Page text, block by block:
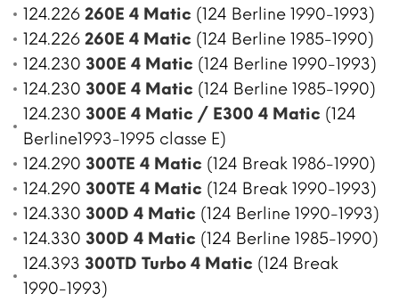
124.226 260E 4 Matic (124 Berline 1990-1993)
124.226 260E 4 Matic (124 Berline 1985-1990)
124.230 300E 4 Matic (124 Berline 1990-1993)
124.230 300E 4 Matic (124 Berline 1985-1990)
124.230 300E 4 Matic / E300 4 Matic (124
Berline1993-1995 classe E)
124.290 300TE 4 Matic (124 Break 1986-1990)
124.290 300TE 4 Matic (124 Break 1990-1993)
124.330 300D 4 Matic (124 Berline 1990-1993)
124.330 300D 4 Matic (124 Berline 1985-1990)
124.393 300TD Turbo 4 Matic (124 Break
1990-1993)